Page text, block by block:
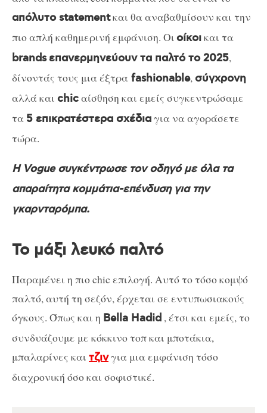
απόλυτο statementκαι θα αναβαθμίσουν και την
πιο απλή καθημερινή εμφάνιση. Οιοίκοικαι τα
brands επανερμηνεύουν τα παλτό το 2025,
δίνοντάς τους μια έξτρα fashionable, σύγχρονη
αλλά και chicαίσθηση και εμείς συγκεντρώσαμε
τα 5 επικρατέστερα σχέδιαγια να αγοράσετε
τώρα.
H Vogue συγκέντρωσε τον οδηγό με όλα τα
απαραίτητα κομμάτια-επένδυση για την
γκαρνταρόμπα.
Το μάξι λευκό παλτό
Παραμένει η πιο chic επιλογή. Αυτό το τόσο κομψό
παλτό, αυτή τη σεζόν, έρχεται σε εντυπωσιακούς
όγκους. Όπως και η Bella Hadid , έτσι και εμείς, το
συνδυάζουμε με κόκκινο τοπ και μποτάκια,
μπαλαρίνες και τζινγια μια εμφάνιση τόσο
διαχρονική όσο και σοφιστικέ.